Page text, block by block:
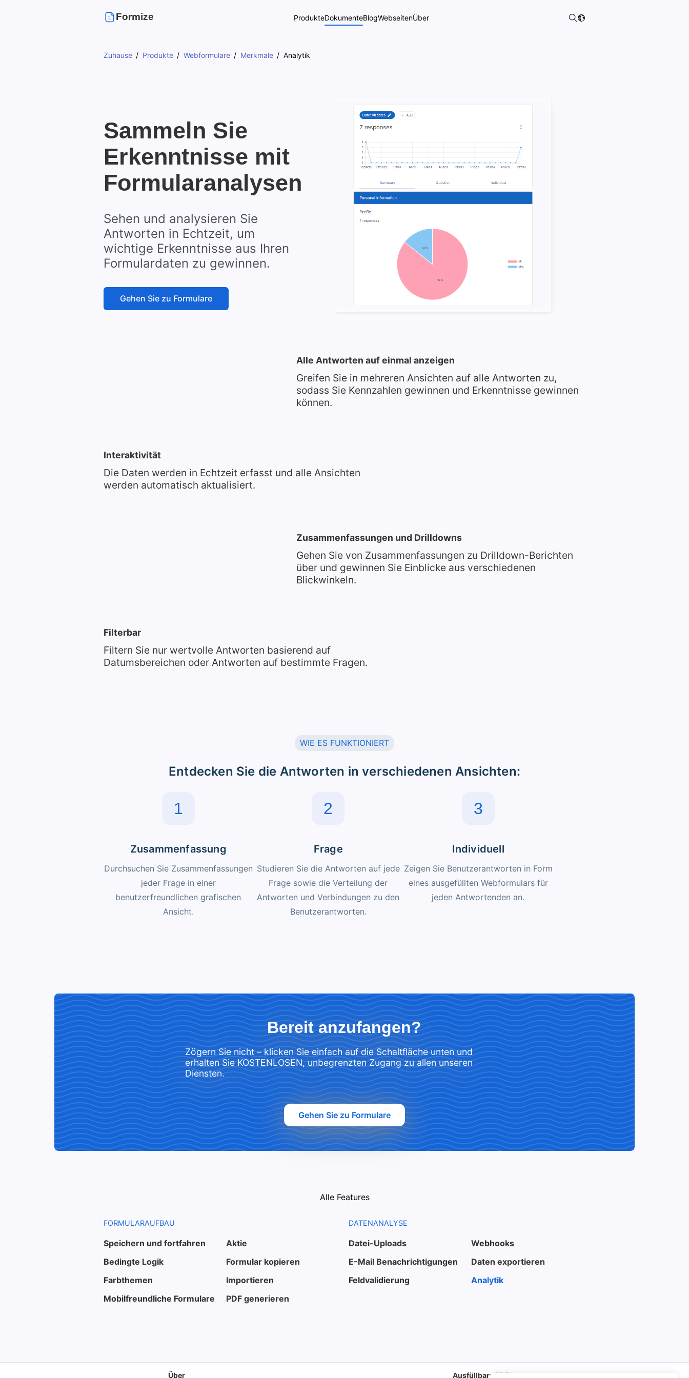
Formize ProdukteDokumenteBlogWebseitenÜber
Zuhause Produkte Webformulare Merkmale Analytik
Sammeln Sie
Erkenntnisse mit
Formularanalysen
Sehen und analysieren Sie
Antworten in Echtzeit, um
wichtige Erkenntnisse aus Ihren
Formulardaten zu gewinnen.
Gehen Sie zu Formulare
Alle Antworten auf einmal anzeigen
Greifen Sie in mehreren Ansichten auf alle Antworten zu,
sodass Sie Kennzahlen gewinnen und Erkenntnisse gewinnen
können.
Interaktivität
Die Daten werden in Echtzeit erfasst und alle Ansichten
werden automatisch aktualisiert.
Zusammenfassungen und Drilldowns
Gehen Sie von Zusammenfassungen zu Drilldown-Berichten
über und gewinnen Sie Einblicke aus verschiedenen
Blickwinkeln.
Filterbar
Filtern Sie nur wertvolle Antworten basierend auf
Datumsbereichen oder Antworten auf bestimmte Fragen.
WIE ES FUNKTIONIERT
Entdecken Sie die Antworten in verschiedenen Ansichten:
1
Zusammenfassung
Durchsuchen Sie Zusammenfassungen
jeder Frage in einer
benutzerfreundlichen grafischen
Ansicht.
2
Frage
Studieren Sie die Antworten auf jede
Frage sowie die Verteilung der
Antworten und Verbindungen zu den
Benutzerantworten.
3
Individuell
Zeigen Sie Benutzerantworten in Form
eines ausgefüllten Webformulars für
jeden Antwortenden an.
Bereit anzufangen?
Zögern Sie nicht – klicken Sie einfach auf die Schaltfläche unten und
erhalten Sie KOSTENLOSEN, unbegrenzten Zugang zu allen unseren
Diensten.
Gehen Sie zu Formulare
Alle Features
FORMULARAUFBAU
Speichern und fortfahren
Bedingte Logik
Farbthemen
Mobilfreundliche Formulare
Aktie
Formular kopieren
Importieren
PDF generieren
DATENANALYSE
Datei-Uploads
E-Mail Benachrichtigungen
Feldvalidierung
Webhooks
Daten exportieren
Analytik
Über Ausfüllbare PDFs